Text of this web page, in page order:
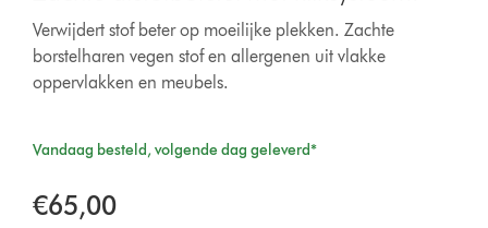
Verwijdert stof beter op moeilijke plekken. Zachte
borstelharen vegen stof en allergenen uit vlakke
oppervlakken en meubels.
Vandaag besteld, volgende dag geleverd*
€65,00